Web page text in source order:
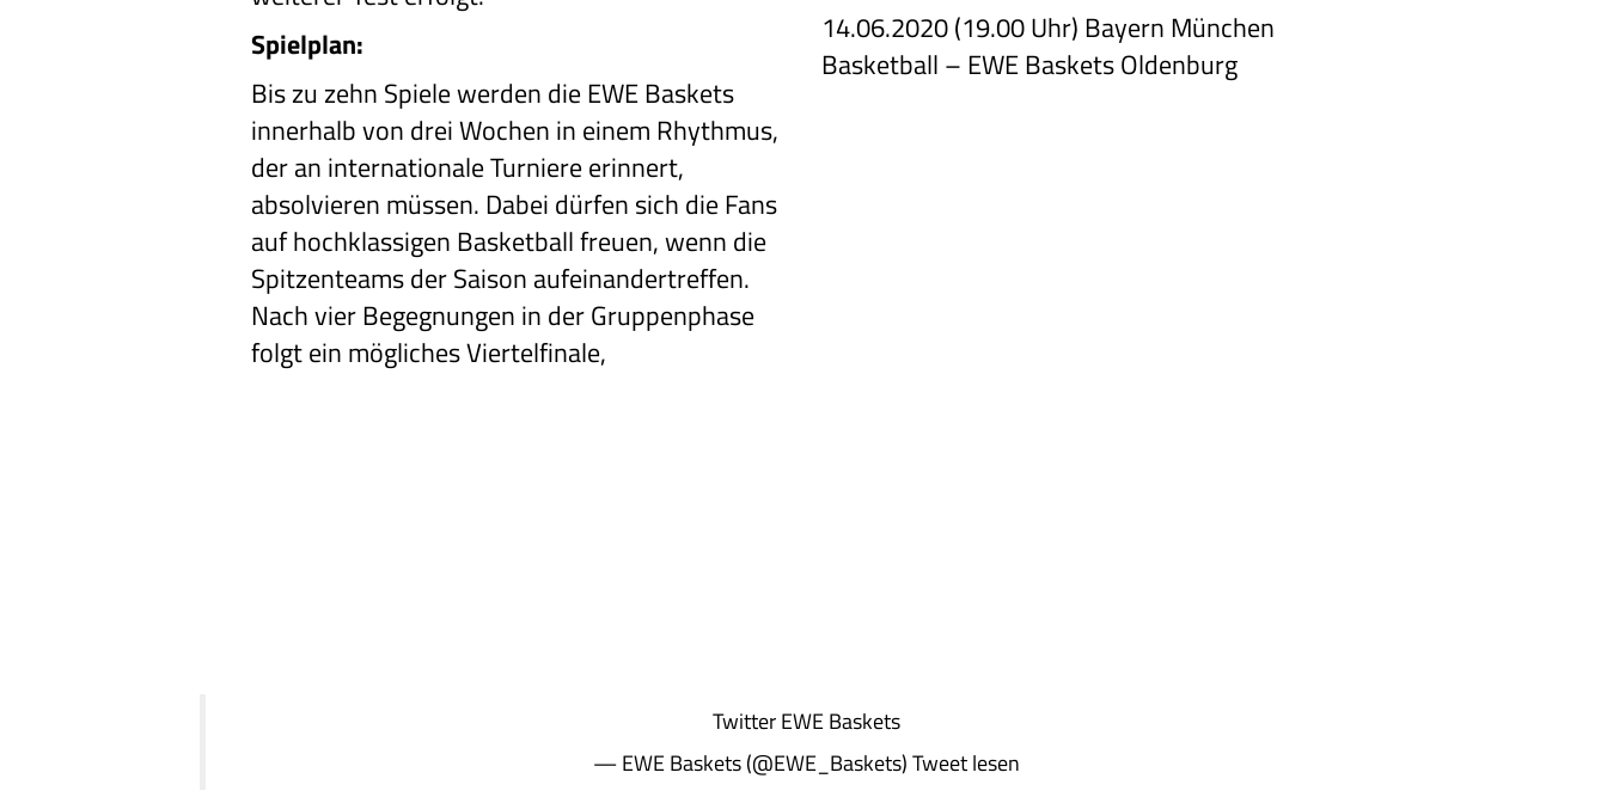
Spielplan:
Bis zu zehn Spiele werden die EWEBaskets
innerhalb von drei Wochen in einem Rhythmus,
der an internationaleTurniere erinnert,
absolvieren müssen. Dabei dürfen sich die Fans
auf hochklassigen Basketball freuen, wenn die
Spitzenteamsder Saison aufeinandertreffen.
Nachvier Begegnungen in der Gruppenphase
folgt ein mögliches Viertelfinale,
14.06.2020 (19.00 Uhr) Bayern München
Basketball – EWE Baskets Oldenburg
TwitterEWE Baskets
— EWE Baskets (@EWE_Baskets)Tweet lesen